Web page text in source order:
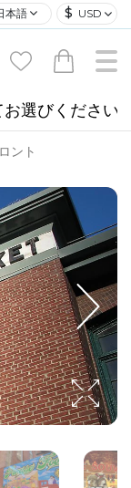
本語 $ USD
選びください
ント